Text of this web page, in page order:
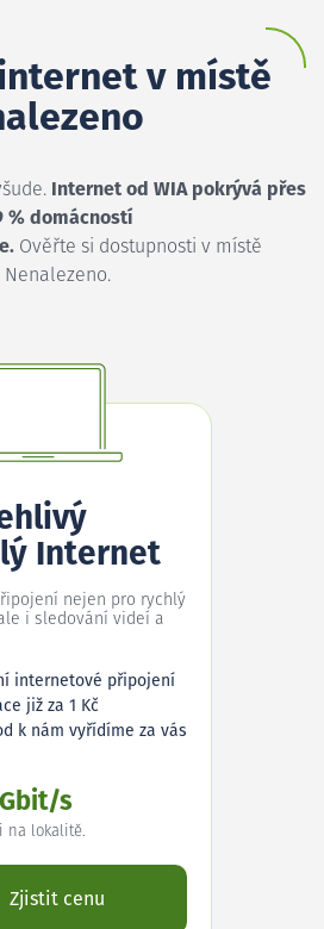
v místě
Internet od WIA pokrývá přes
% domácností
Ověřte si dostupnosti v místě
Nenalezeno.
Internet
nejen pro rychlý
i sledování videí a
internetové připojení
již za 1 Kč
k nám vyřídíme za vás
s
na lokalitě.
Zjistit cenu